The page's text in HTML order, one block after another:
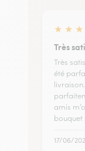
★ ★ ★
Très
Très
été
amis
bouquet
17/06/